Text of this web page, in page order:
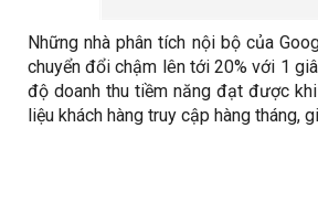
Những nhà phân tích nội bộ của
chuyển đổi chậm lên tới 20% với 1
độ doanh thu tiềm năng đạt được
liệu khách hàng truy cập hàng tháng,